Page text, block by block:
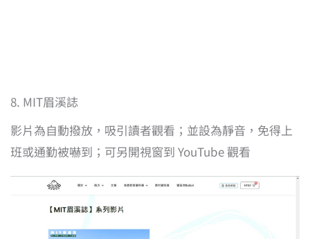
8. MIT眉溪誌
影片為自動撥放，吸引讀者觀看；並設為靜音，免得上
班或通勤被嚇到；可另開視窗到 YouTube 觀看